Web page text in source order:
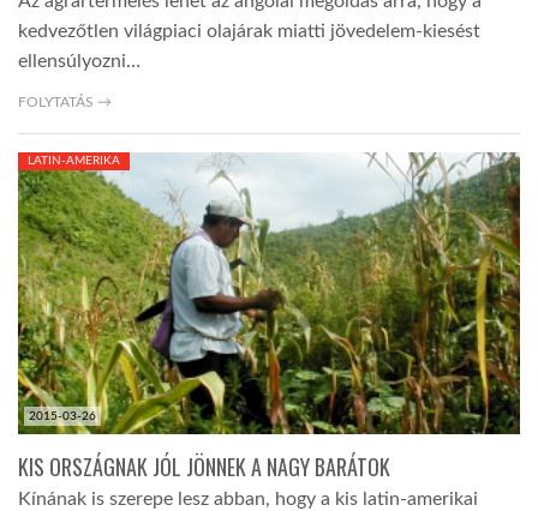
kedvezőtlen világpiaci olajárak miatti jövedelem-kiesést
ellensúlyozni…
FOLYTATÁS →
2015-03-26
LATIN-AMERIKA
KIS ORSZÁGNAK JÓL JÖNNEK A NAGY BARÁTOK
Kínának is szerepe lesz abban, hogy a kis latin-amerikai